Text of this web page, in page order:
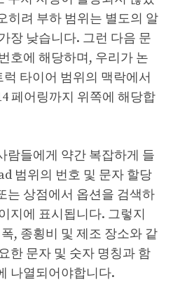
히려 부하 범위는 별도의 알
장 낮습니다. 그런 다음 문
호에 해당하며, 우리가 논
럭 타이어 범위의 맥락에서
페어링까지 위쪽에 해당합
람들에게 약간 복잡하게 들
범위의 번호 및 문자 할당
는 상점에서 옵션을 검색하
지에 표시됩니다. 그렇지
, 종횡비 및 제조 장소와 같
한 문자 및 숫자 명칭과 함
나열되어야합니다.